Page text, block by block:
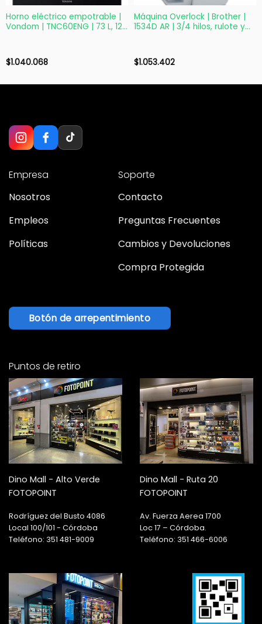
Horno eléctrico empotrable |
Vondom | TNC60ENG | 73 L, 12
$1.040.068
Máquina Overlock | Brother |
1534D AR | 3/4 hilos, rulote y
$1.053.402
Empresa
Nosotros
Empleos
Políticas
Soporte
Contacto
Preguntas Frecuentes
Cambios y Devoluciones
Compra Protegida
Botón de arrepentimiento
Puntos de retiro
Dino Mall - Alto Verde
FOTOPOINT
Rodríguez del Busto 4086
Local 100/101 - Córdoba
Teléfono: 351 481-9009
Dino Mall - Ruta 20
FOTOPOINT
Av. Fuerza Aerea 1700
Loc 17 – Córdoba.
Teléfono: 351 466-6006